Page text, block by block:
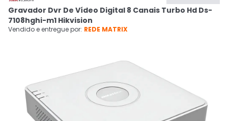
Cupons
CADASTRE-SE
Gravador Dvr De Vídeo Digital 8 Canais Turbo Hd Ds-
7108hghi-m1 Hikvision
Vendido e entregue por: REDE MATRIX